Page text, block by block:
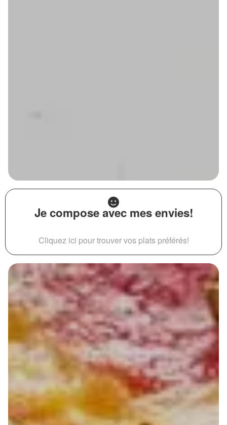
Je compose avec mes envies!
Cliquez ici pour trouver vos plats préférés!